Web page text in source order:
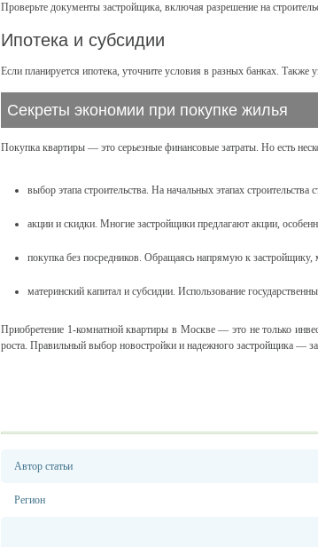
Проверьте документы застройщика, включая разрешение на
Ипотека и субсидии
Если планируется ипотека, уточните условия в разных банках. Также
Секреты экономии при покупке жилья
Покупка квартиры — это серьезные финансовые затраты. Но есть
выбор этапа строительства. На начальных этапах строительства
акции и скидки. Многие застройщики предлагают акции,
покупка без посредников. Обращаясь напрямую к
материнский капитал и субсидии. Использование
Приобретение 1-комнатной квартиры в Москве — это не только
роста. Правильный выбор новостройки и надежного застройщика —
Автор статьи
Регион